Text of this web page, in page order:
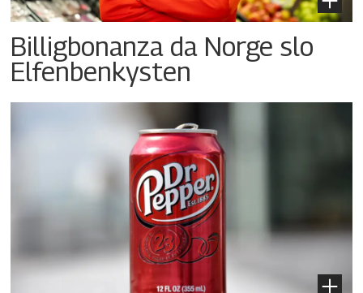
Billigbonanza da Norge slo
Elfenbenkysten